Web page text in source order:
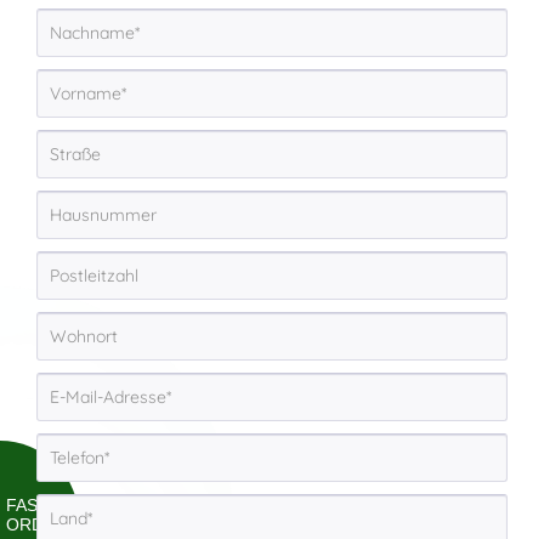
FAST
ORDER